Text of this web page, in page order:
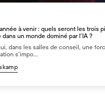
à venir : quels seront les trois
un monde dominé par l’IA ?
dans les salles de conseil, une
s’impo...